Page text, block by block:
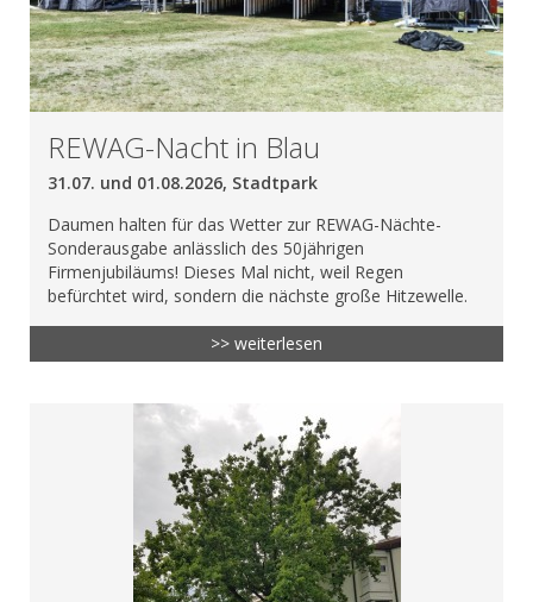
REWAG-Nacht in Blau
31.07. und 01.08.2026, Stadtpark
Daumen halten für das Wetter zur REWAG-Nächte-
Sonderausgabe anlässlich des 50jährigen
Firmenjubiläums! Dieses Mal nicht, weil Regen
befürchtet wird, sondern die nächste große Hitzewelle.
>> weiterlesen